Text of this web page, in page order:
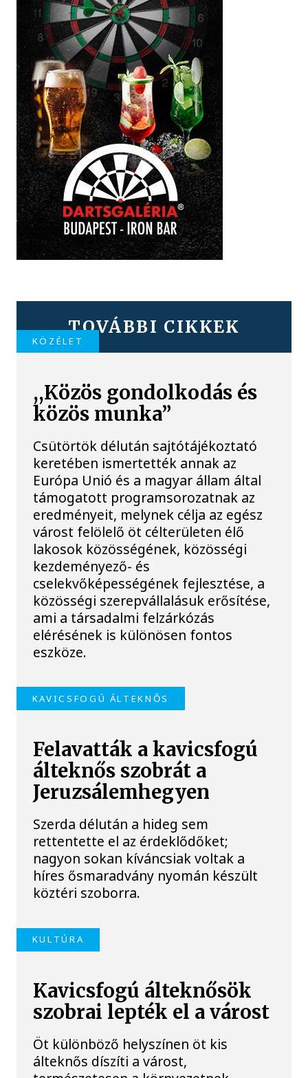
TOVÁBBI CIKKEK
KÖZÉLET
,,Közös gondolkodás és
közös munka”
Csütörtök délután sajtótájékoztató
keretében ismertették annak az
Európa Unió és a magyar állam által
támogatott programsorozatnak az
eredményeit, melynek célja az egész
várost felölelő öt célterületen élő
lakosok közösségének, közösségi
kezdeményező- és
cselekvőképességének fejlesztése, a
közösségi szerepvállalásuk erősítése,
ami a társadalmi felzárkózás
elérésének is különösen fontos
eszköze.
KAVICSFOGÚ ÁLTEKNŐS
Felavatták a kavicsfogú
álteknős szobrát a
Jeruzsálemhegyen
Szerda délután a hideg sem
rettentette el az érdeklődőket;
nagyon sokan kíváncsiak voltak a
híres ősmaradvány nyomán készült
köztéri szoborra.
KULTÚRA
Kavicsfogú álteknősök
szobrai lepték el a várost
Öt különböző helyszínen öt kis
álteknős díszíti a várost,